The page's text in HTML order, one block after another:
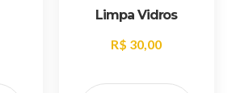
Limpa Vidros
R$ 30,00